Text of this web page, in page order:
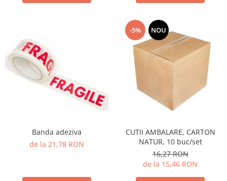
Banda adeziva
de la 21,78 RON
-5% NOU
CUTII AMBALARE, CARTON
NATUR, 10 buc/set
16,27 RON
de la 15,46 RON